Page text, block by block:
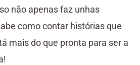
não apenas faz unhas
como contar histórias que
mais do que pronta para ser a